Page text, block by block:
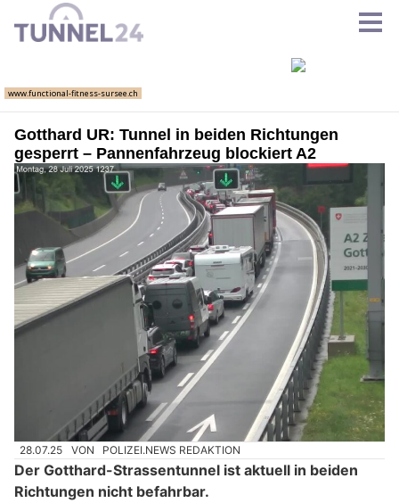
Gotthard UR: Tunnel in beiden Richtungen
gesperrt – Pannenfahrzeug blockiert A2
28.07.25 VON POLIZEI.NEWS REDAKTION
Der Gotthard-Strassentunnel ist aktuell in beiden
Richtungen nicht befahrbar.